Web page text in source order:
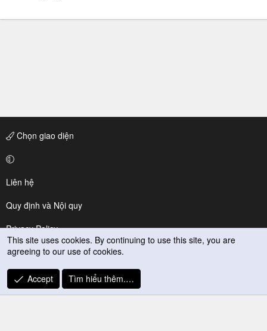
Chọn giao diện
Liên hệ
Quy định và Nội quy
Privacy Policy
Trợ giúp
R
S
This site uses cookies. By continuing to use this site, you are
agreeing to our use of cookies.
Accept Tìm hiểu thêm.…